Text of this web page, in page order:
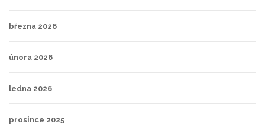
března 2026
února 2026
ledna 2026
prosince 2025